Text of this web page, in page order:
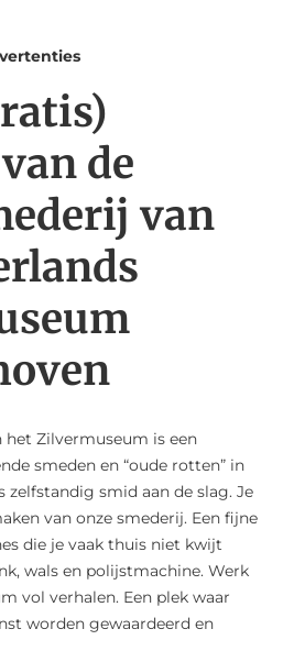
de
van
het Zilvermuseum is een
smeden en “oude rotten” in
zelfstandig smid aan de slag. Je
van onze smederij. Een fijne
die je vaak thuis niet kwijt
wals en polijstmachine. Werk
vol verhalen. Een plek waar
worden gewaardeerd en